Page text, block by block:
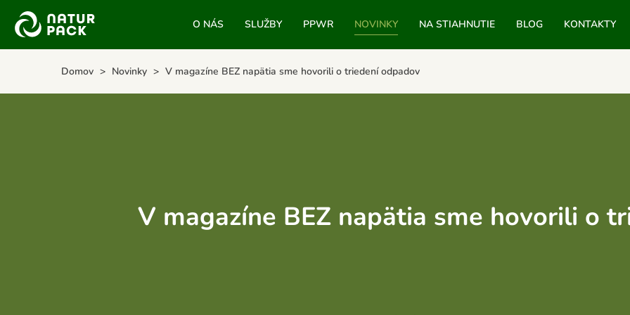
O NÁS SLUŽBY PPWR NOVINKY NA STIAHNUTIE BLOG KONTAKTY
Domov Novinky V magazíne BEZ napätia sme hovorili o triedení odpadov
V magazíne BEZ napätia sme hovorili o